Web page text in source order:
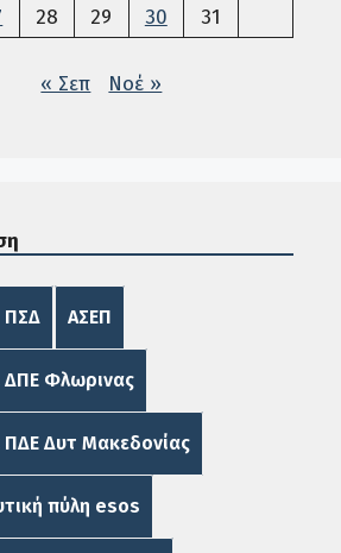
28 29 30 31
« Σεπ Νοέ »
ΠΣΔ ΑΣΕΠ
ΔΠΕ Φλωρινας
ΠΔΕ Δυτ Μακεδονίας
πύλη esos